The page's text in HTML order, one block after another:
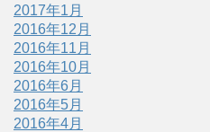
2017年1月
2016年12月
2016年11月
2016年10月
2016年6月
2016年5月
2016年4月